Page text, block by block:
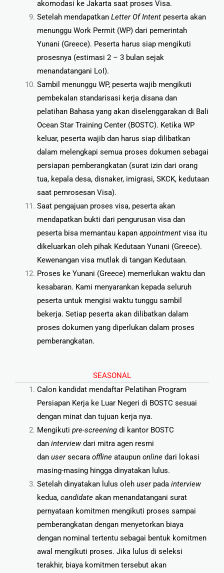
akomodasi ke Jakarta saat proses Visa.
Setelah mendapatkan Letter Of Intentpeserta akan
menunggu Work Permit (WP) dari pemerintah
Yunani (Greece). Peserta harus siap mengikuti
prosesnya (estimasi 2 – 3 bulan sejak
menandatangani LoI).
Sambil menunggu WP, peserta wajib mengikuti
pembekalan standarisasi kerja disana dan
pelatihan Bahasa yang akan diselenggarakan di Bali
Ocean Star Training Center (BOSTC). Ketika WP
keluar, peserta wajib dan harus siap dilibatkan
dalam melengkapi semua proses dokumen sebagai
persiapan pemberangkatan (surat izin dari orang
tua, kepala desa, disnaker, imigrasi, SKCK, kedutaan
saat pemrosesan Visa).
Saat pengajuan proses visa, peserta akan
mendapatkan bukti dari pengurusan visa dan
peserta bisa memantau kapan appointmentvisa itu
dikeluarkan oleh pihak Kedutaan Yunani (Greece).
Kewenangan visa mutlak di tangan Kedutaan.
Proses ke Yunani (Greece) memerlukan waktu dan
kesabaran. Kami menyarankan kepada seluruh
peserta untuk mengisi waktu tunggu sambil
bekerja. Setiap peserta akan dilibatkan dalam
proses dokumen yang diperlukan dalam proses
pemberangkatan.
SEASONAL
Calon kandidat mendaftar Pelatihan Program
Persiapan Kerja ke Luar Negeri di BOSTC sesuai
dengan minat dan tujuan kerja nya.
Mengikuti pre-screeningdi kantor BOSTC
dan interviewdari mitra agen resmi
dan usersecara offline ataupun onlinedari lokasi
masing-masing hingga dinyatakan lulus.
Setelah dinyatakan lulus oleh userpada interview
kedua, candidateakan menandatangani surat
pernyataan komitmen mengikuti proses sampai
pemberangkatan dengan menyetorkan biaya
dengan nominal tertentu sebagai bentuk komitmen
awal mengikuti proses. Jika lulus di seleksi
terakhir, biaya komitmen tersebut akan